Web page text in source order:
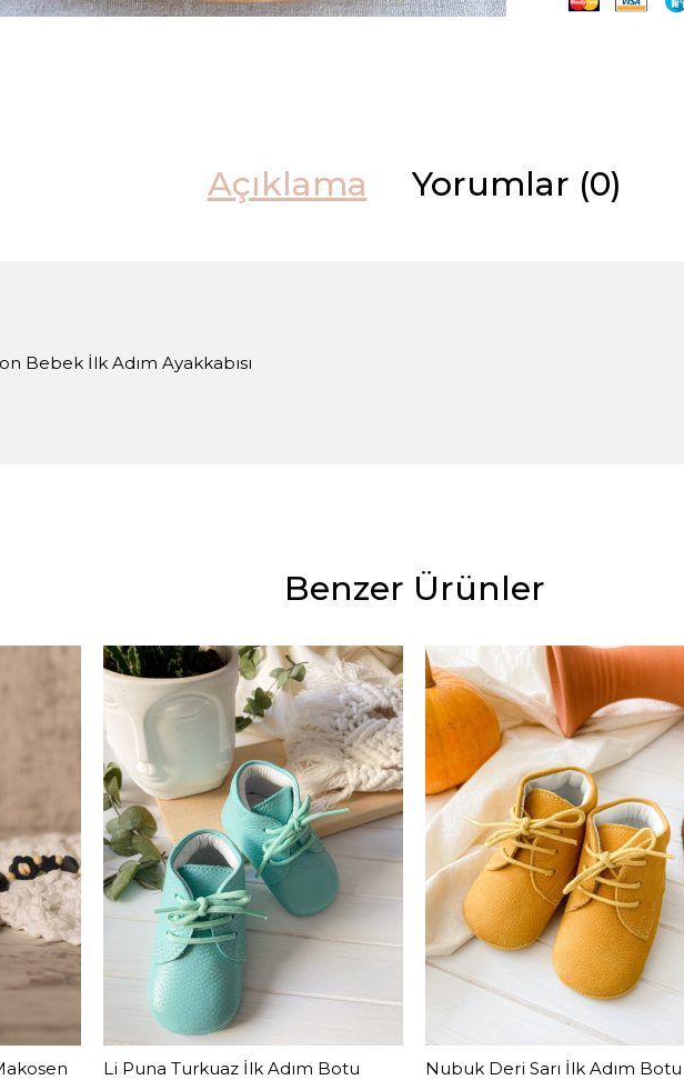
Açıklama Yorumlar (0)
Bebek İlk Adım Ayakkabısı
Benzer Ürünler
Sepete Ekle
Li Puna Turkuaz İlk Adım Botu
Sepete Ekle
Nubuk Deri Sarı İlk Adım Botu